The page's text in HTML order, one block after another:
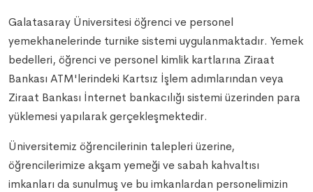
Galatasaray Üniversitesi öğrenci ve personel
yemekhanelerinde turnike sistemi uygulanmaktadır. Yemek
bedelleri, öğrenci ve personel kimlik kartlarına Ziraat
Bankası ATM'lerindeki Kartsız İşlem adımlarından veya
Ziraat Bankası İnternet bankacılığı sistemi üzerinden para
yüklemesi yapılarak gerçekleşmektedir.
Üniversitemiz öğrencilerinin talepleri üzerine,
öğrencilerimize akşam yemeği ve sabah kahvaltısı
imkanları da sunulmuş ve bu imkanlardan personelimizin